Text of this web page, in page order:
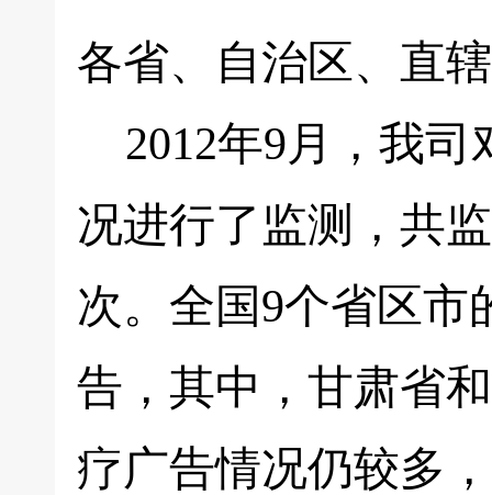
各省、自治区、直
2012年9月，我司
况进行了监测，共
次。全国9个省区市
告，其中，甘肃省
疗广告情况仍较多